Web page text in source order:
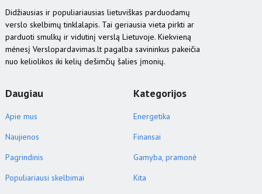
Didžiausias ir populiariausias lietuviškas parduodamų
verslo skelbimų tinklalapis. Tai geriausia vieta pirkti ar
parduoti smulkų ir vidutinį verslą Lietuvoje. Kiekvieną
mėnesį Verslopardavimas.lt pagalba savininkus pakeičia
nuo keliolikos iki kelių dešimčių šalies įmonių.
Daugiau
Apie mus
Naujienos
Pagrindinis
Populiariausi skelbimai
Kategorijos
Energetika
Finansai
Gamyba, pramonė
Kita